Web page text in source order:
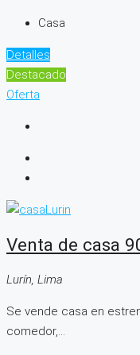
Casa
Detalles
Destacado
Oferta
Venta de casa
Lurín, Lima
Se vende casa en
comedor,...